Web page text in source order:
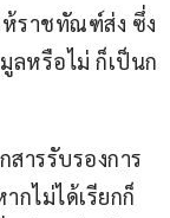
ห้ราชทัณฑ์ส่ง ซึ่ง
หรือไม่ ก็เป็นก
ารรับรองการ
กไม่ได้เรียกก็